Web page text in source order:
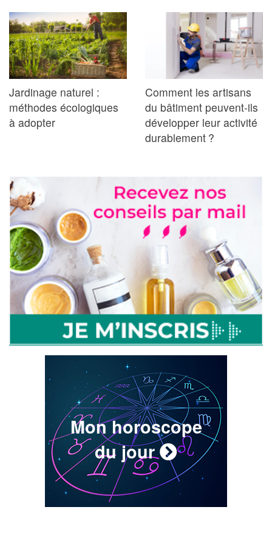
Jardinage naturel :
méthodes écologiques
à adopter
Comment les artisans
du bâtiment peuvent-ils
développer leur activité
durablement ?
Mon horoscope
du jour